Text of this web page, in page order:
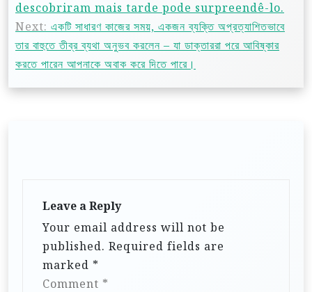
descobriram mais tarde pode surpreendê-lo.
Next: একটি সাধারণ কাজের সময়, একজন ব্যক্তি অপ্রত্যাশিতভাবে
তার বাহুতে তীব্র ব্যথা অনুভব করলেন – যা ডাক্তাররা পরে আবিষ্কার
করতে পারেন আপনাকে অবাক করে দিতে পারে।
Leave a Reply
Your email address will not be
published. Required fields are
marked *
Comment *